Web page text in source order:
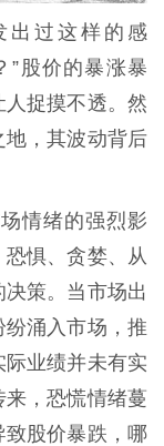
出过这样的感
”股价的暴涨暴
捉摸不透。然
，其波动背后
情绪的强烈影
惧、贪婪、从
策。当市场出
涌入市场，推
业绩并未有实
，恐慌情绪蔓
股价暴跌，哪